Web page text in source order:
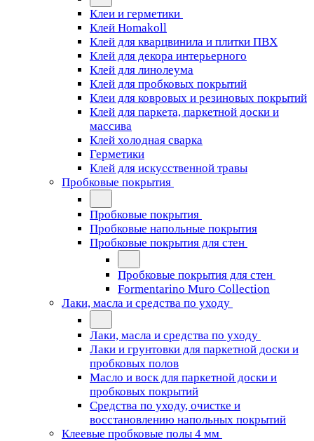
Клеи и герметики
Клей Homakoll
Клей для кварцвинила и плитки ПВХ
Клей для декора интерьерного
Клей для линолеума
Клей для пробковых покрытий
Клеи для ковровых и резиновых покрытий
Клей для паркета, паркетной доски и
массива
Клей холодная сварка
Герметики
Клей для искусственной травы
Пробковые покрытия
Пробковые покрытия
Пробковые напольные покрытия
Пробковые покрытия для стен
Пробковые покрытия для стен
Formentarino Muro Collection
Лаки, масла и средства по уходу
Лаки, масла и средства по уходу
Лаки и грунтовки для паркетной доски и
пробковых полов
Масло и воск для паркетной доски и
пробковых покрытий
Средства по уходу, очистке и
восстановлению напольных покрытий
Клеевые пробковые полы 4 мм